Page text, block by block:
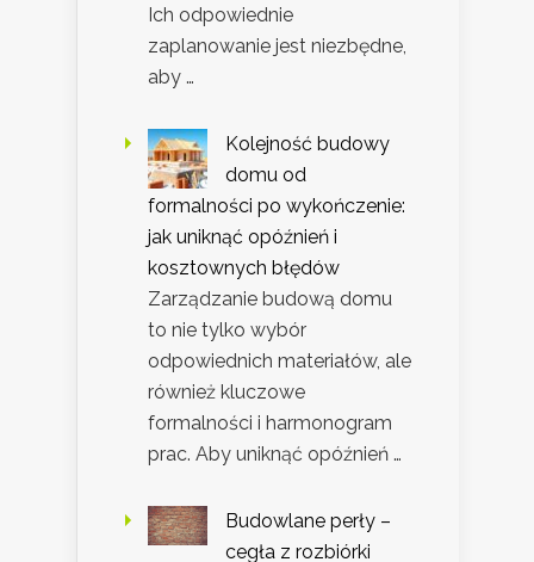
Ich odpowiednie
zaplanowanie jest niezbędne,
aby …
Kolejność budowy
domu od
formalności po wykończenie:
jak uniknąć opóźnień i
kosztownych błędów
Zarządzanie budową domu
to nie tylko wybór
odpowiednich materiałów, ale
również kluczowe
formalności i harmonogram
prac. Aby uniknąć opóźnień …
Budowlane perły –
cegła z rozbiórki